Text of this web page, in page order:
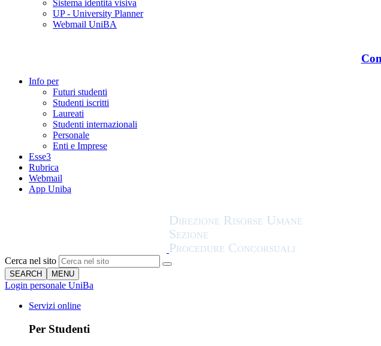
Sistema identità visiva
UP - University Planner
Webmail UniBA
Info per
Futuri studenti
Studenti iscritti
Laureati
Studenti internazionali
Personale
Enti e Imprese
Esse3
Rubrica
Webmail
App Uniba
Cerca nel sito
SEARCH MENU
Login personale UniBa
Servizi online
Per Studenti